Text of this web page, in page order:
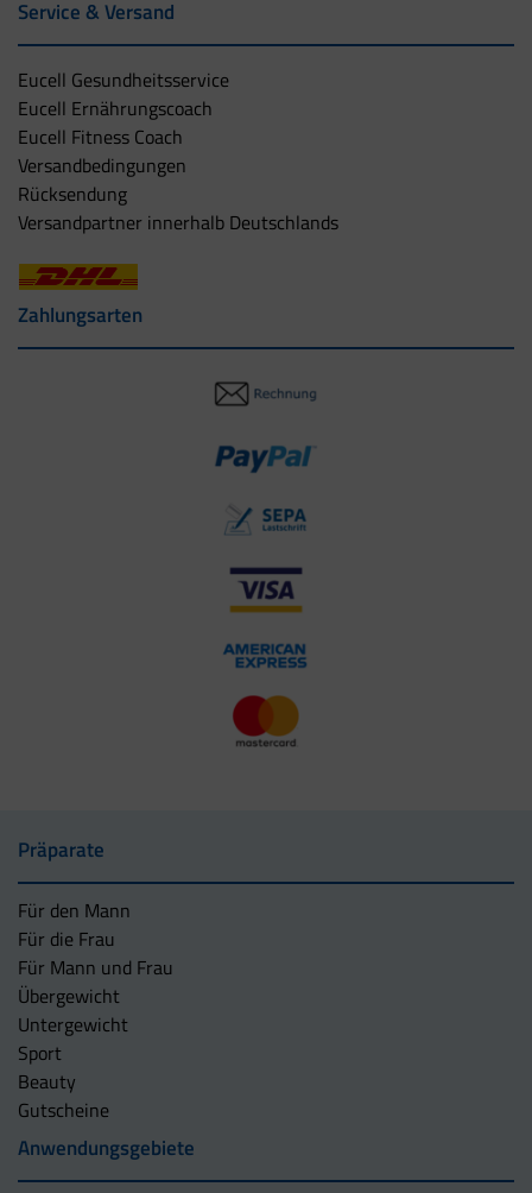
Service & Versand
Eucell Gesundheitsservice
Eucell Ernährungscoach
Eucell Fitness Coach
Versandbedingungen
Rücksendung
Versandpartner innerhalb Deutschlands
Zahlungsarten
Präparate
Für den Mann
Für die Frau
Für Mann und Frau
Übergewicht
Untergewicht
Sport
Beauty
Gutscheine
Anwendungsgebiete